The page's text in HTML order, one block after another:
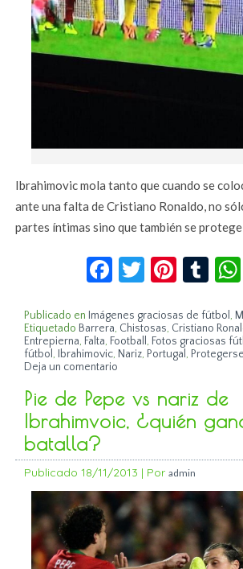
Ibrahimovic mola tanto que cuando se
ante una falta de Cristiano Ronaldo, no
partes íntimas sino que también se
Facebook
Twitter
Publicado en Imágenes graciosas de fútbol ,
Etiquetado Barrera, Chistosas, Cristiano
Entrepierna, Falta, Football , Fotos graciosas
fútbol , Ibrahimovic, Nariz, Portugal , Protegerse
Deja un comentario
Pie de Pepe vs nariz de
Ibrahimvoic, ¿quién
batalla?
Publicado 18/11/2013 | Por admin